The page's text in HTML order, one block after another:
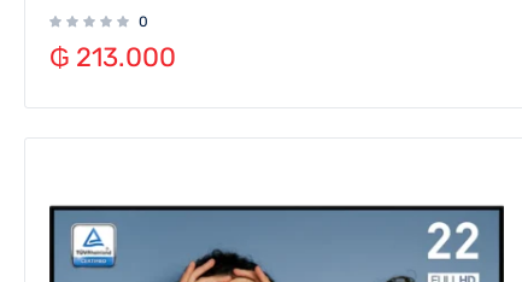
0
₲ 213.000